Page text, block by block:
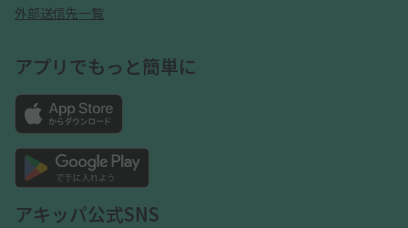
外部送信先一覧
アプリでもっと簡単に
アキッパ公式SNS